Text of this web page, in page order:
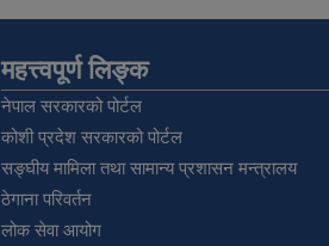
महत्त्वपूर्ण लिङ्क
नेपाल सरकारको पोर्टल
कोशी प्रदेश सरकारको पोर्टल
सङ्‍घीय मामिला तथा सामान्य प्रशासन मन्त्रालय
ठेगाना परिवर्तन
लोक सेवा आयोग